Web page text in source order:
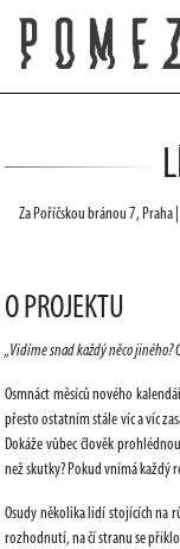
Za Poříčskou bránou 7, Praha
O PROJEKTU
„Vidíme snad každý něco jiného?
Osmnáct měsíců nového
přesto ostatním stále víc a víc
Dokáže vůbec člověk
než skutky? Pokud vnímá každý
Osudy několika lidí stojících na
rozhodnutí, na čí stranu se